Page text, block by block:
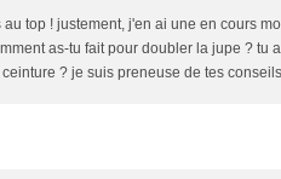
top ! justement, j'en ai une en cours
as-tu fait pour doubler la jupe ? tu
? je suis preneuse de tes